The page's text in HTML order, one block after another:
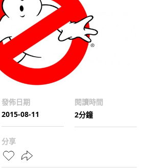
發佈日期
2015-08-11
閱讀時間
2分鐘
分享